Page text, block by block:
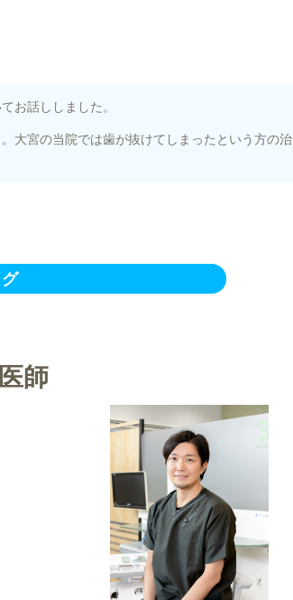
お話ししました。
大宮の当院では歯が抜けてしまったという方の治
師